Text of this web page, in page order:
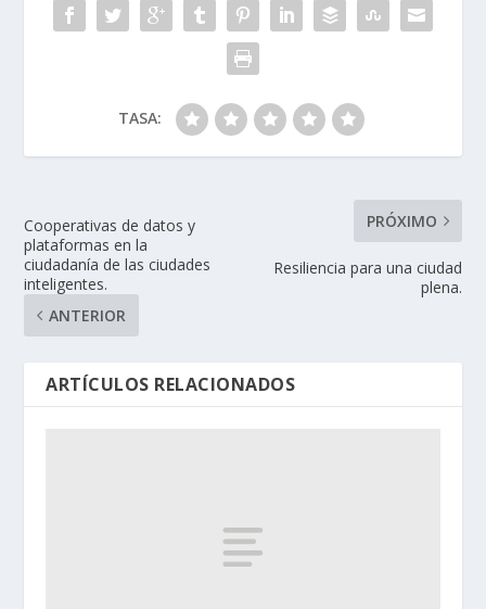
TASA:
Cooperativas de datos y
plataformas en la
ciudadanía de las ciudades
inteligentes.
ANTERIOR
PRÓXIMO
Resiliencia para una ciudad
plena.
ARTÍCULOS RELACIONADOS